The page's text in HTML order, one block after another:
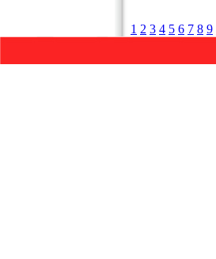
1 2 3 4 5 6 7 8 9